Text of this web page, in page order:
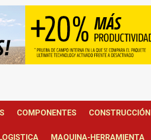
COMPONENTES CONSTRUCCIÓN
MAQUINA-HERRAMIENTA